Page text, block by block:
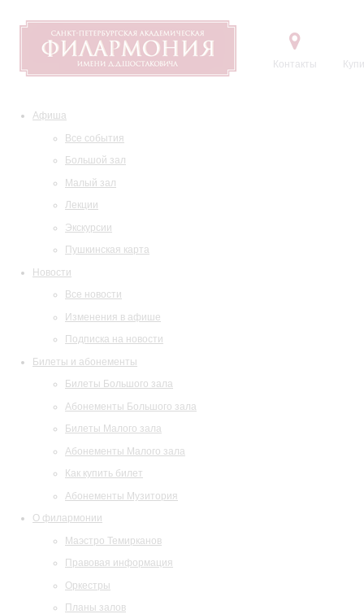
Контакты
Афиша
Все события
Большой зал
Малый зал
Лекции
Экскурсии
Пушкинская карта
Новости
Все новости
Изменения в афише
Подписка на новости
Билеты и абонементы
Билеты Большого зала
Абонементы Большого зала
Билеты Малого зала
Абонементы Малого зала
Как купить билет
Абонементы Музитория
О филармонии
Маэстро Темирканов
Правовая информация
Оркестры
Планы залов